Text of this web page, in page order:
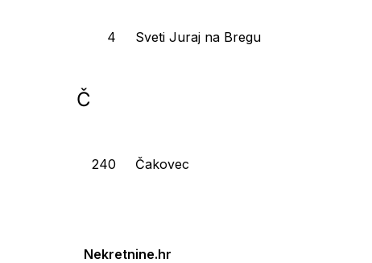
Sveti Juraj na Bregu
Č
Čakovec
Nekretnine.hr